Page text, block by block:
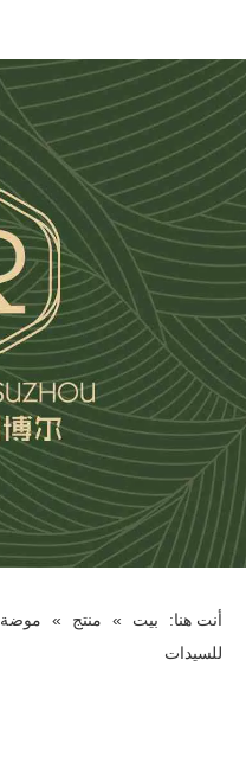
أنت هنا: بيت » منتج » موضة
للسيدات